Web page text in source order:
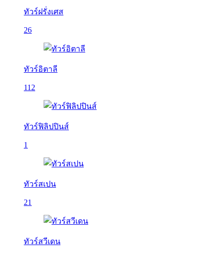
ทัวร์ฝรั่งเศส
26
ทัวร์อิตาลี
112
ทัวร์ฟิลิปปินส์
1
ทัวร์สเปน
21
ทัวร์สวีเดน